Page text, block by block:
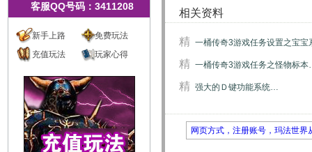
客服QQ号码：3411208
新手上路
免费玩法
充值玩法
玩家心得
相关资料
精 一桶传奇3游戏任务设置之宝
精 一桶传奇3游戏任务之怪物标
精 强大的Ｄ键功能系统…
网页方式，注册账号，玛法世